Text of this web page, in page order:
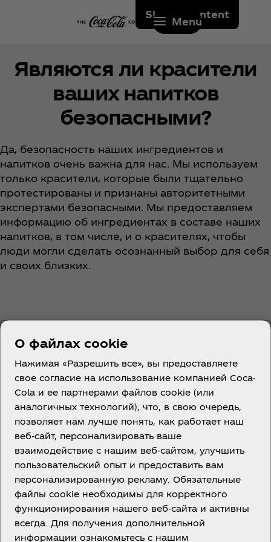
Skip to content
Menu
Являются ли красители
ваших напитков
безопасными?
Да, безопасность наших ингредиентов и
напитков очень важна для нас. Мы используем
только красители, которые были тщательно
протестированы и признаны авторитетными
экспертами безопасными. Мы предоставляем
информацию об ингредиентах в составе наших
напитков, в том числе, и о красителях, чтобы
люди могли сделать осознанный выбор для себя
и своих близких.
Казахстан | RU
О нас
Нужна помощь?
О файлах cookie
Нажимая «Разрешить все», вы предоставляете
свое согласие на использование компанией Coca-
Cola и ее партнерами файлов cookie (или
аналогичных технологий), что, в свою очередь,
позволяет нам лучше понять, как работает наш
веб-сайт, персонализировать ваше
взаимодействие с нашим веб-сайтом, улучшить
пользовательский опыт и предоставить вам
персонализированную рекламу. Обязательные
файлы cookie необходимы для корректного
функционирования нашего веб-сайта и активны
всегда. Для получения дополнительной
информации ознакомьтесь с нашим